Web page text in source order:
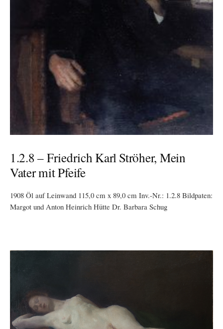
1.2.8 – Friedrich Karl Ströher, Mein
Vater mit Pfeife
1908 Öl auf Leinwand 115,0 cm x 89,0 cm Inv.-Nr.: 1.2.8 Bildpaten:
Margot und Anton Heinrich Hütte Dr. Barbara Schug